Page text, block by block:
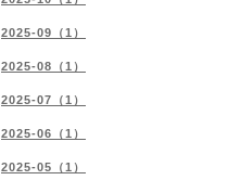
2025-09（1）
2025-08（1）
2025-07（1）
2025-06（1）
2025-05（1）